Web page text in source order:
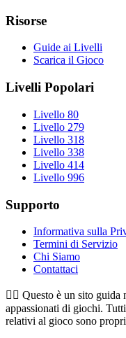
Risorse
Guide ai Livelli
Scarica il Gioco
Livelli Popolari
Livello 80
Livello 279
Livello 318
Livello 338
Livello 414
Livello 996
Supporto
Informativa sulla
Termini di Servizio
Chi Siamo
Contattaci
👉🏻 Questo è un sito guida
appassionati di giochi.
relativi al gioco sono